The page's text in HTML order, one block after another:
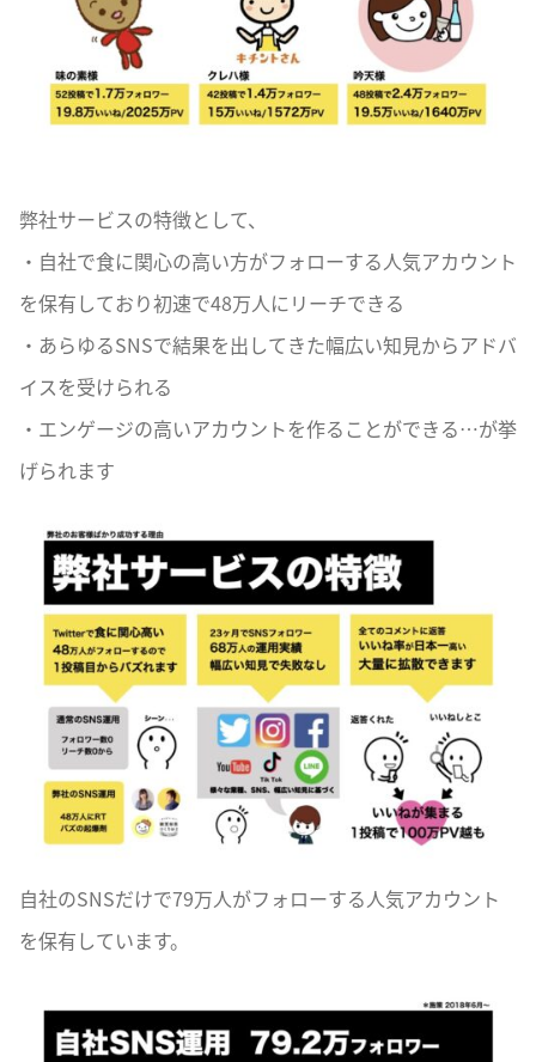
弊社サービスの特徴として、
・自社で食に関心の高い方がフォローする人気アカウント
を保有しており初速で48万人にリーチできる
・あらゆるSNSで結果を出してきた幅広い知見からアドバ
イスを受けられる
・エンゲージの高いアカウントを作ることができる…が挙
げられます
自社のSNSだけで79万人がフォローする人気アカウント
を保有しています。